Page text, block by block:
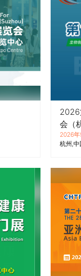
2026
会（
2026年
杭州 中